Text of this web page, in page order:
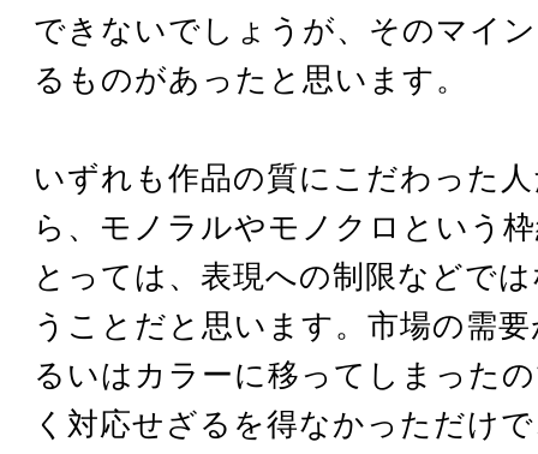
できないでしょうが、そのマイ
るものがあったと思います。
いずれも作品の質にこだわった
ら、モノラルやモノクロという
とっては、表現への制限などで
うことだと思います。市場の需
るいはカラーに移ってしまった
く対応せざるを得なかっただけ